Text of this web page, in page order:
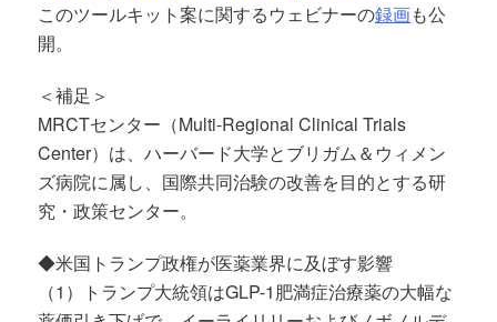
このツールキット案に関するウェビナーの録画も公
開。
＜補足＞
MRCTセンター（Multi-Regional Clinical Trials
Center）は、ハーバード大学とブリガム＆ウィメン
ズ病院に属し、国際共同治験の改善を目的とする研
究・政策センター。
◆米国トランプ政権が医薬業界に及ぼす影響
（1）トランプ大統領はGLP-1肥満症治療薬の大幅な